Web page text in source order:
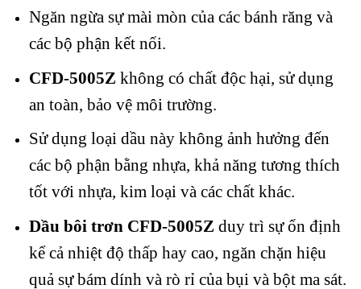
Ngăn ngừa sự mài mòn của các bánh răng và
các bộ phận kết nối.
CFD-5005Z không có chất độc hại, sử dụng
an toàn, bảo vệ môi trường.
Sử dụng loại dầu này không ảnh hưởng đến
các bộ phận bằng nhựa, khả năng tương thích
tốt với nhựa, kim loại và các chất khác.
Dầu bôi trơn CFD-5005Z duy trì sự ổn định
kể cả nhiệt độ thấp hay cao, ngăn chặn hiệu
quả sự bám dính và rò rỉ của bụi và bột ma sát.